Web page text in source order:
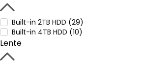
Built-in 2TB HDD (29)
Built-in 4TB HDD (10)
Lente